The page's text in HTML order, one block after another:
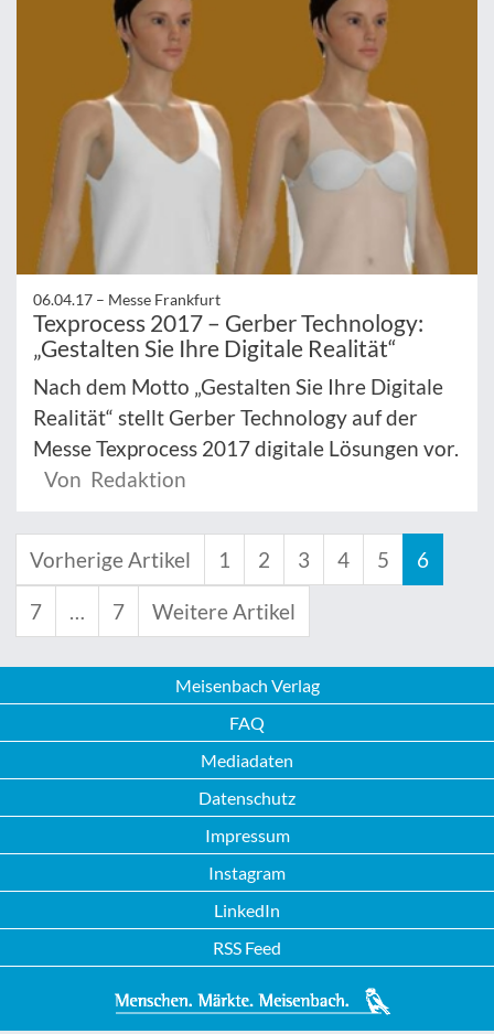
06.04.17 – Messe Frankfurt
Texprocess 2017 – Gerber Technology:
„Gestalten Sie Ihre Digitale Realität“
Nach dem Motto „Gestalten Sie Ihre Digitale
Realität“ stellt Gerber Technology auf der
Messe Texprocess 2017 digitale Lösungen vor.
Von Redaktion
Vorherige Artikel 1 2 3 4 5 6
7 … 7 Weitere Artikel
Meisenbach Verlag
FAQ
Mediadaten
Datenschutz
Impressum
Instagram
LinkedIn
RSS Feed